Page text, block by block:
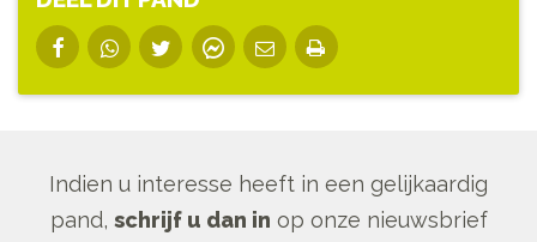
Indien u interesse heeft in een gelijkaardig
pand, schrijf u dan in op onze nieuwsbrief